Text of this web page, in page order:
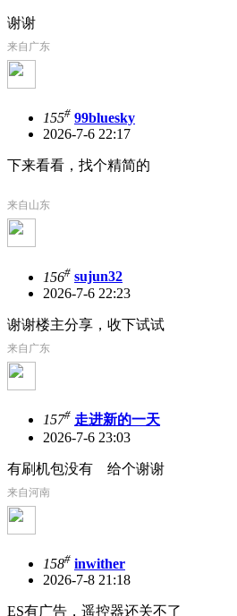
谢谢
来自广东
155# 99bluesky
2026-7-6 22:17
下来看看，找个精简的
来自山东
156# sujun32
2026-7-6 22:23
谢谢楼主分享，收下试试
来自广东
157# 走进新的一天
2026-7-6 23:03
有刷机包没有 给个谢谢
来自河南
158# inwither
2026-7-8 21:18
ES有广告，遥控器还关不了